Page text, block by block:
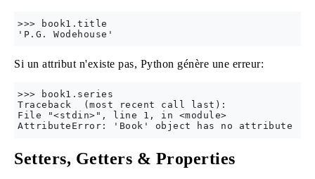
>>> book1.title
Si un attribut n'existe pas, Python génère une erreur:
>>> book1.series
Traceback  (most recent call last):
File "<stdin>", line 1, in <module>
Setters, Getters & Properties